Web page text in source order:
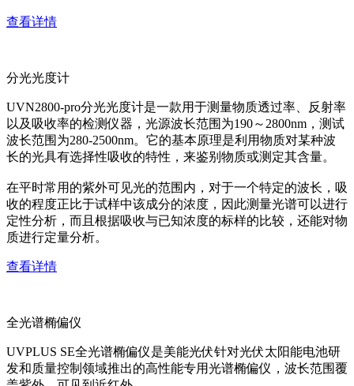
查看详情
分光光度计
UVN2800-pro分光光度计是一款用于测量物质透过率、反射率
以及吸收率的检测仪器，光源波长范围为190～2800nm，测试
波长范围为280-2500nm。它的基本原理是利用物质对某种波
长的光具有选择性吸收的特性，来鉴别物质或测定其含量。
在平时常用的紫外可见光的范围内，对于一个特定的波长，吸
收的程度正比于试样中该成分的浓度，因此测量光谱可以进行
定性分析，而且根据吸收与已知浓度的标样的比较，还能对物
质进行定量分析。
查看详情
全光谱椭偏仪
UVPLUS SE全光谱椭偏仪是美能光伏针对光伏太阳能电池研
发和质量控制领域推出的高性能专用光谱椭偏仪，波长范围覆